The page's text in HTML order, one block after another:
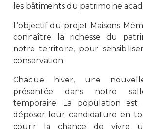
les bâtiments du patrimoine
L’objectif du projet Maisons
connaître la richesse du
notre territoire, pour
conservation.
Chaque hiver, une
présentée dans notre
temporaire. La population
déposer leur candidature en
courir la chance de vivre